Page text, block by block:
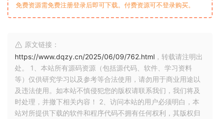
免费资源需免费注册登录后即可下载。付费资源可不登录购买。
原文链接：
https://www.dqzy.cn/2025/06/09/762.html ，转载请注明出
处。 1、本站所有源码资源（包括源代码、软件、学习资料
等）仅供研究学习以及参考等合法使用，请勿用于商业用途以
及违法使用。如本站不慎侵犯您的版权请联系我们，我们将及
时处理，并撤下相关内容！ 2、访问本站的用户必须明白，本
站对所提供下载的软件和程序代码不拥有任何权利，其版权归